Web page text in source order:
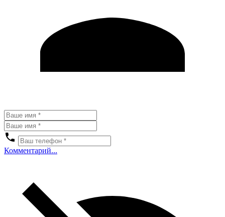
Комментарий...